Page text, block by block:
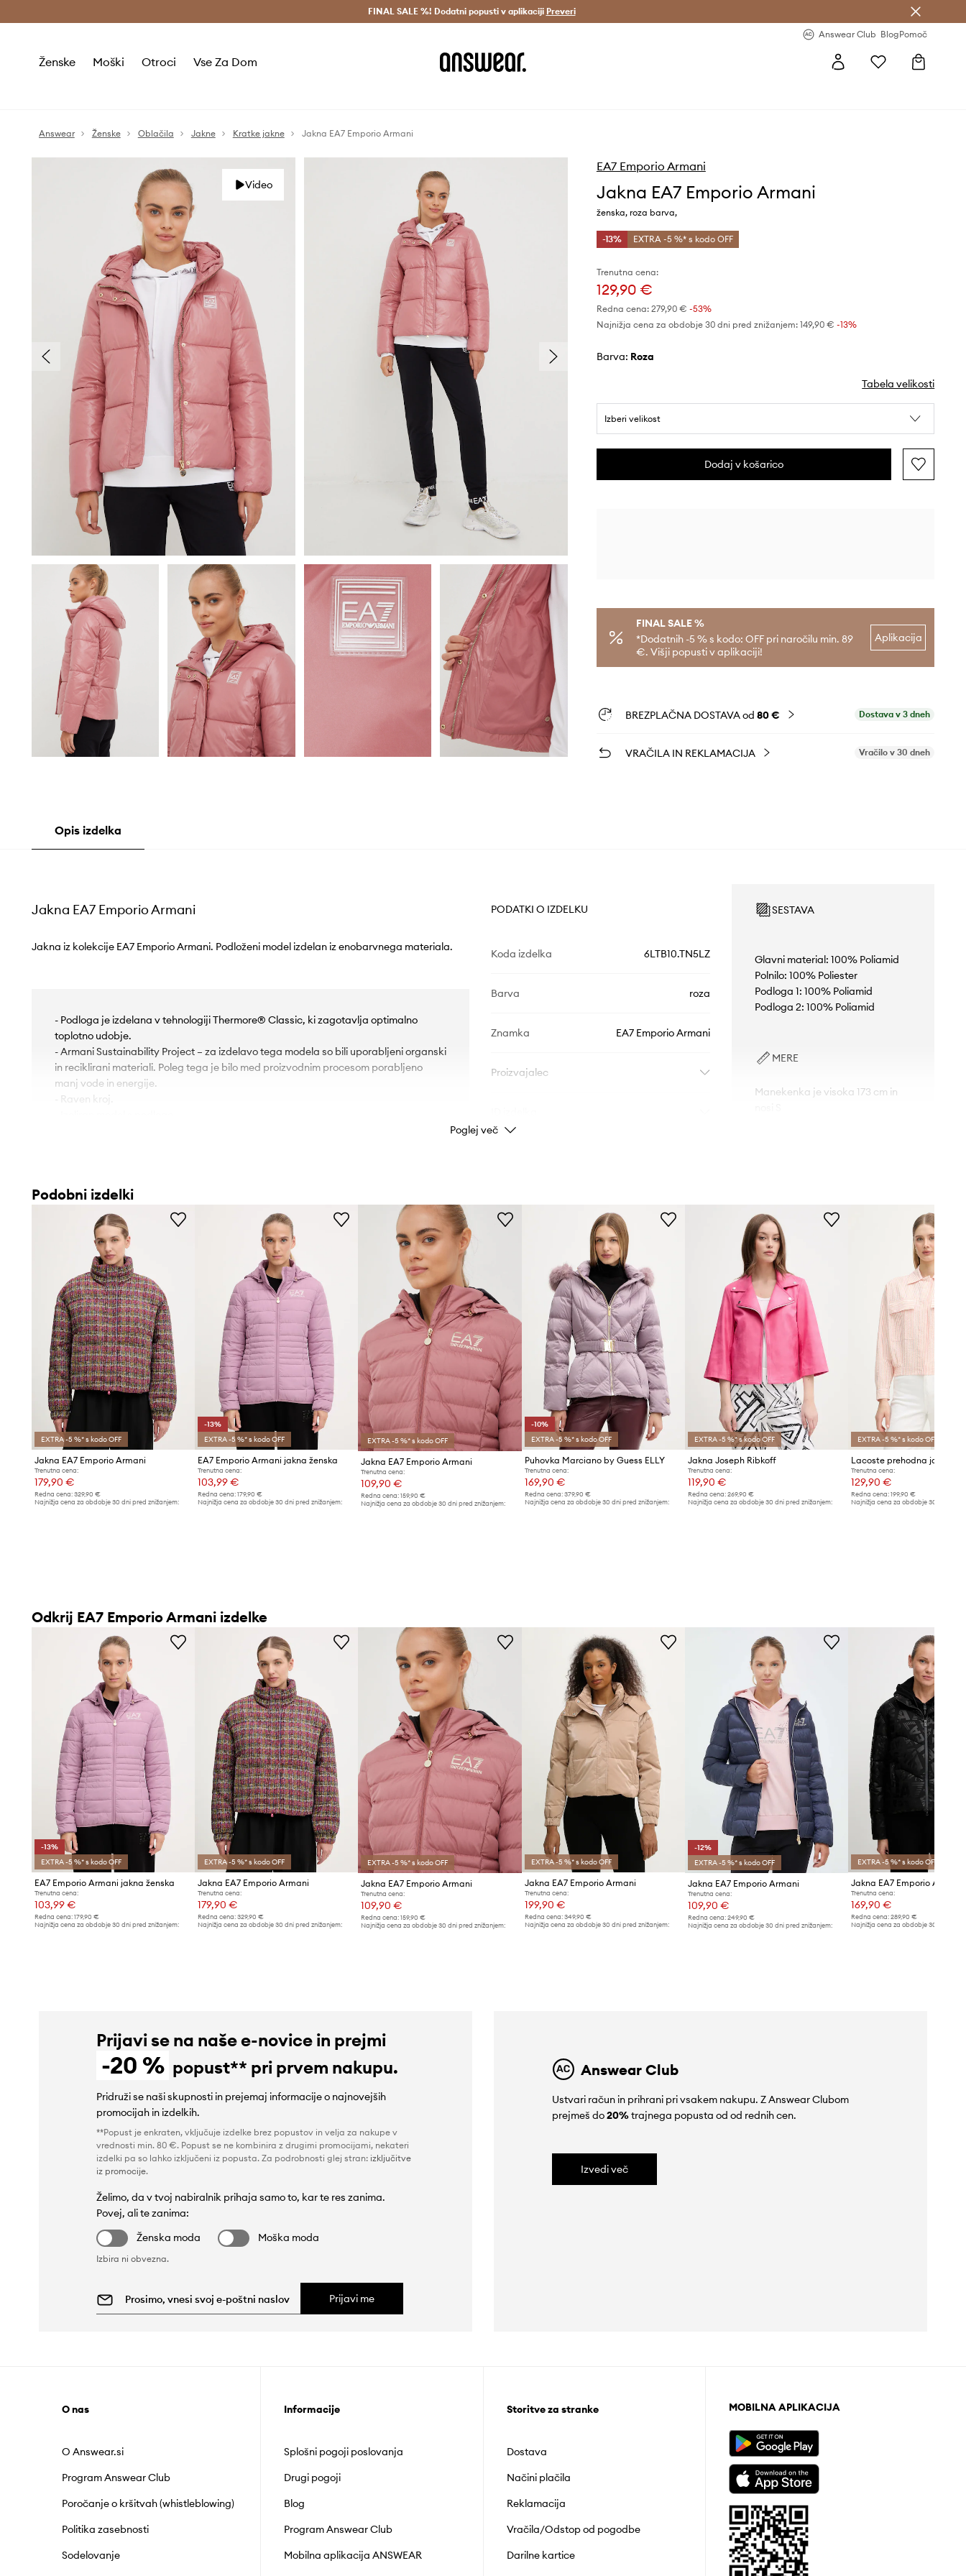
Dostava v 3 dneh > Prihrani z vpisom v Answear Club >
FINAL SALE %! Dodatni popusti v aplikaciji Preveri
Answear Club BlogPomoč
Ženske Moški Otroci Vse Za Dom
Answear Ženske Oblačila Jakne Kratke jakne Jakna EA7 Emporio Armani
Video
EA7 Emporio Armani
Jakna EA7 Emporio Armani
ženska, roza barva,
-13% EXTRA -5 %* s kodo OFF
Trenutna cena:
129,90 €
Redna cena: 279,90 € -53%
Najnižja cena za obdobje 30 dni pred znižanjem: 149,90 € -13%
Barva: roza
Tabela velikosti
Izberi velikost
Dodaj v košarico
FINAL SALE %
*Dodatnih -5 % s kodo: OFF pri naročilu min. 89
€. Višji popusti v aplikaciji!
Aplikacija
BREZPLAČNA DOSTAVA od 80 € Dostava v 3 dneh
VRAČILA IN REKLAMACIJA Vračilo v 30 dneh
Opis izdelka
Jakna EA7 Emporio Armani
Jakna iz kolekcije EA7 Emporio Armani. Podloženi model izdelan iz enobarvnega materiala.
- Podloga je izdelana v tehnologiji Thermore® Classic, ki zagotavlja optimalno
toplotno udobje.
- Armani Sustainability Project – za izdelavo tega modela so bili uporabljeni organski
in reciklirani materiali. Poleg tega je bilo med proizvodnim procesom porabljeno
manj vode in energije.
- Raven kroj.
- Snemljiva kapuca.
- Dolžina: 60 cm.
- Širina pod pazduhami: 49 cm.
- Širina v ramenih: 40 cm.
- Dimenzije so podane za višino: S.
PODATKI O IZDELKU
Koda izdelka 6LTB10.TN5LZ
Barva roza
Znamka EA7 Emporio Armani
Proizvajalec
SESTAVA
Glavni material: 100% Poliamid
Polnilo: 100% Poliester
Podloga 1: 100% Poliamid
Podloga 2: 100% Poliamid
MERE
Manekenka je visoka 173 cm in
Poglej več
Podobni izdelki
EXTRA -5 %* s kodo OFF
Jakna EA7 Emporio Armani
Trenutna cena:
179,90 €
Redna cena: 329,90 €
Najnižja cena za obdobje 30 dni pred znižanjem:
-13%
EXTRA -5 %* s kodo OFF
EA7 Emporio Armani jakna ženska
Trenutna cena:
103,99 €
Redna cena:179,90 €
Najnižja cena za obdobje 30 dni pred znižanjem:
EXTRA -5 %* s kodo OFF
Jakna EA7 Emporio Armani
Trenutna cena:
109,90 €
Redna cena: 159,90 €
Najnižja cena za obdobje 30 dni pred znižanjem:
-10%
EXTRA -5 %* s kodo OFF
Puhovka Marciano by Guess ELLY
Trenutna cena:
169,90 €
Redna cena: 379,90 €
Najnižja cena za obdobje 30 dni pred znižanjem:
EXTRA -5 %* s kodo OFF
Jakna Joseph Ribkoff
Trenutna cena:
119,90 €
Redna cena:269,90 €
Najnižja cena za obdobje 30 dni pred znižanjem:
EXTRA -5 %* s kodo OFF
Trenutna cena:
129,90 €
Redna cena: 199,90 €
Najnižja cena za obdobje 30 dni pred
Odkrij EA7 Emporio Armani izdelke
-13%
EXTRA -5 %* s kodo OFF
EA7 Emporio Armani jakna ženska
Trenutna cena:
103,99 €
Redna cena: 179,90 €
Najnižja cena za obdobje 30 dni pred znižanjem:
EXTRA -5 %* s kodo OFF
Jakna EA7 Emporio Armani
Trenutna cena:
179,90 €
Redna cena:329,90 €
Najnižja cena za obdobje 30 dni pred znižanjem:
EXTRA -5 %* s kodo OFF
Jakna EA7 Emporio Armani
Trenutna cena:
109,90 €
Redna cena: 159,90 €
Najnižja cena za obdobje 30 dni pred znižanjem:
EXTRA -5 %* s kodo OFF
Jakna EA7 Emporio Armani
Trenutna cena:
199,90 €
Redna cena: 349,90 €
Najnižja cena za obdobje 30 dni pred znižanjem:
-12%
EXTRA -5 %* s kodo OFF
Jakna EA7 Emporio Armani
Trenutna cena:
109,90 €
Redna cena:249,90 €
Najnižja cena za obdobje 30 dni pred znižanjem:
EXTRA -5 %* s kodo OFF
Jakna EA7 Emporio Armani
Trenutna cena:
169,90 €
Redna cena: 289,90 €
Najnižja cena za obdobje 30 dni pred
Prijavi se na naše e-novice in prejmi
-20 % popust** pri prvem nakupu.
Pridruži se naši skupnosti in prejemaj informacije o najnovejših
promocijah in izdelkih.
**Popust je enkraten, vključuje izdelke brez popustov in velja za nakupe v
vrednosti min. 80 €. Popust se ne kombinira z drugimi promocijami, nekateri
izdelki pa so lahko izključeni iz popusta. Za podrobnosti glej stran: izključitve
iz promocije.
Želimo, da v tvoj nabiralnik prihaja samo to, kar te res zanima.
Povej, ali te zanima:
Ženska moda
Moška moda
Izbira ni obvezna.
Prijavi me
Answear Club
Ustvari račun in prihrani pri vsakem nakupu. Z Answear Clubom
prejmeš do20%trajnega popusta od od rednih cen.
Izvedi več
O nas
O Answear.si
Program Answear Club
Poročanje o kršitvah (whistleblowing)
Politika zasebnosti
Sodelovanje
Informacije
Splošni pogoji poslovanja
Drugi pogoji
Blog
Program Answear Club
Mobilna aplikacija ANSWEAR
Storitve za stranke
Dostava
Načini plačila
Reklamacija
Vračila/Odstop od pogodbe
Darilne kartice
MOBILNA APLIKACIJA